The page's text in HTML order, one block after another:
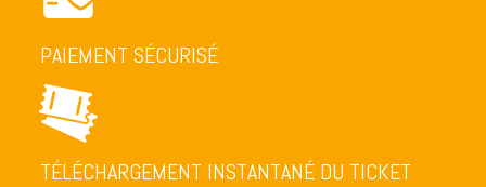
PAIEMENT SÉCURISÉ
TÉLÉCHARGEMENT INSTANTANÉ DU TICKET